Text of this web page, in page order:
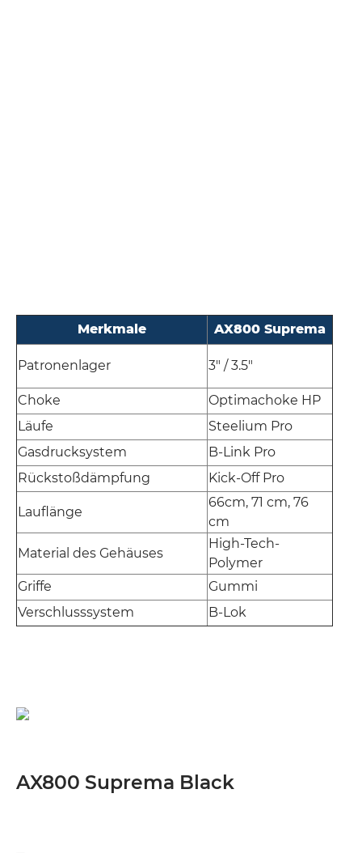
Merkmale AX800 Suprema
Patronenlager 3" / 3.5"
Choke
Optimachoke HP
Läufe
Steelium Pro
Gasdrucksystem
B-Link Pro
Rückstoßdämpfung
Kick-Off Pro
Lauflänge
66cm, 71 cm, 76
cm
Material des Gehäuses
High-Tech-
Polymer
Griffe
Gummi
Verschlusssystem
B-Lok
AX800 Suprema Black